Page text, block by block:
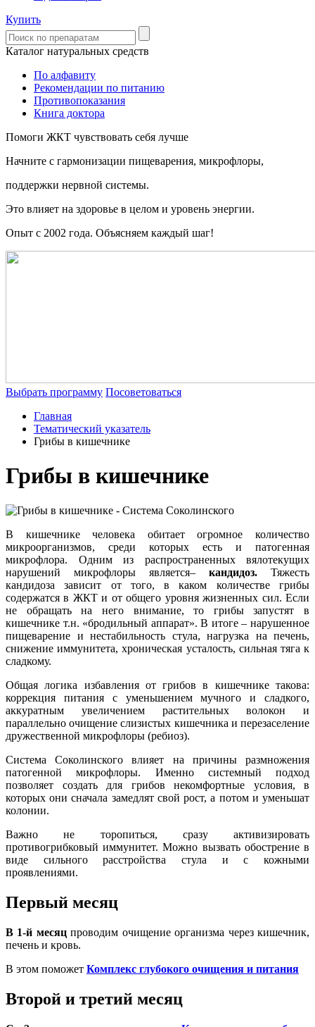
Купить
Каталог натуральных средств
По алфавиту
Рекомендации по питанию
Противопоказания
Книга доктора
Помоги ЖКТ чувствовать себя лучше
Начните c гармонизации пищеварения, микрофлоры,
поддержки нервной системы.
Это влияет на здоровье в целом и уровень энергии.
Опыт с 2002 года. Объясняем каждый шаг!
Выбрать программу Посоветоваться
Главная
Тематический указатель
Грибы в кишечнике
Грибы в кишечнике
В кишечнике человека обитает огромное количество
микроорганизмов, среди которых есть и патогенная
микрофлора. Одним из распространенных вялотекущих
нарушений микрофлоры является– кандидоз. Тяжесть
кандидоза зависит от того, в каком количестве грибы
содержатся в ЖКТ и от общего уровня жизненных сил. Если
не обращать на него внимание, то грибы запустят в
кишечнике т.н. «бродильный аппарат». В итоге – нарушенное
пищеварение и нестабильность стула, нагрузка на печень,
снижение иммунитета, хроническая усталость, сильная тяга к
сладкому.
Общая логика избавления от грибов в кишечнике такова:
коррекция питания с уменьшением мучного и сладкого,
аккуратным увеличением растительных волокон и
параллельно очищение слизистых кишечника и перезаселение
дружественной микрофлоры (ребиоз).
Система Соколинского влияет на причины размножения
патогенной микрофлоры. Именно системный подход
позволяет создать для грибов некомфортные условия, в
которых они сначала замедлят свой рост, а потом и уменьшат
колонии.
Важно не торопиться, сразу активизировать
противогрибковый иммунитет. Можно вызвать обострение в
виде сильного расстройства стула и с кожными
проявлениями.
Первый месяц
В 1-й месяцпроводим очищение организма через кишечник,
печень и кровь.
В этом поможет Комплекс глубокого очищения и питания
Второй и третий месяц